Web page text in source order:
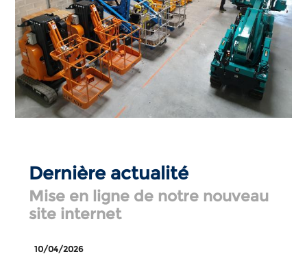
Dernière actualité
Mise en ligne de notre nouveau
site internet
10/04/2026